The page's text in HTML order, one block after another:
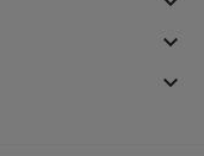
keyboard_arrow_down
keyboard_arrow_down